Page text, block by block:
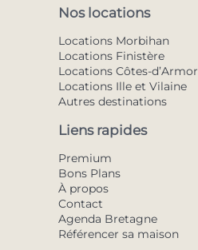
Nos locations
Locations Morbihan
Locations Finistère
Locations Côtes-d’Armor
Locations Ille et Vilaine
Autres destinations
Liens rapides
Premium
Bons Plans
À propos
Contact
Agenda Bretagne
Référencer sa maison